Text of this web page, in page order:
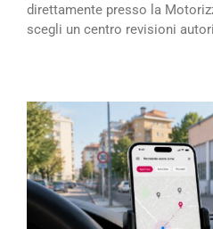
direttamente presso la
scegli un centro revisioni